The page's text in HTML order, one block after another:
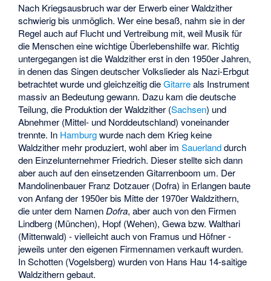
Nach Kriegsausbruch war der Erwerb einer Waldzither
schwierig bis unmöglich. Wer eine besaß, nahm sie in der
Regel auch auf Flucht und Vertreibung mit, weil Musik für
die Menschen eine wichtige Überlebenshilfe war. Richtig
untergegangen ist die Waldzither erst in den 1950er Jahren,
in denen das Singen deutscher Volkslieder als Nazi-Erbgut
betrachtet wurde und gleichzeitig dieGitarreals Instrument
massiv an Bedeutung gewann. Dazu kam die deutsche
Teilung, die Produktion der Waldzither (Sachsen) und
Abnehmer (Mittel- und Norddeutschland) voneinander
trennte. In Hamburgwurde nach dem Krieg keine
Waldzither mehr produziert, wohl aber imSauerlanddurch
den Einzelunternehmer Friedrich. Dieser stellte sich dann
aber auch auf den einsetzenden Gitarrenboom um. Der
Mandolinenbauer Franz Dotzauer (Dofra) in Erlangen baute
von Anfang der 1950er bis Mitte der 1970er Waldzithern,
die unter dem NamenDofra, aber auch von den Firmen
Lindberg (München), Hopf (Wehen), Gewa bzw. Walthari
(Mittenwald) - vielleicht auch von Framus und Höfner -
jeweils unter den eigenen Firmennamen verkauft wurden.
In Schotten (Vogelsberg) wurden von Hans Hau 14-saitige
Waldzithern gebaut.